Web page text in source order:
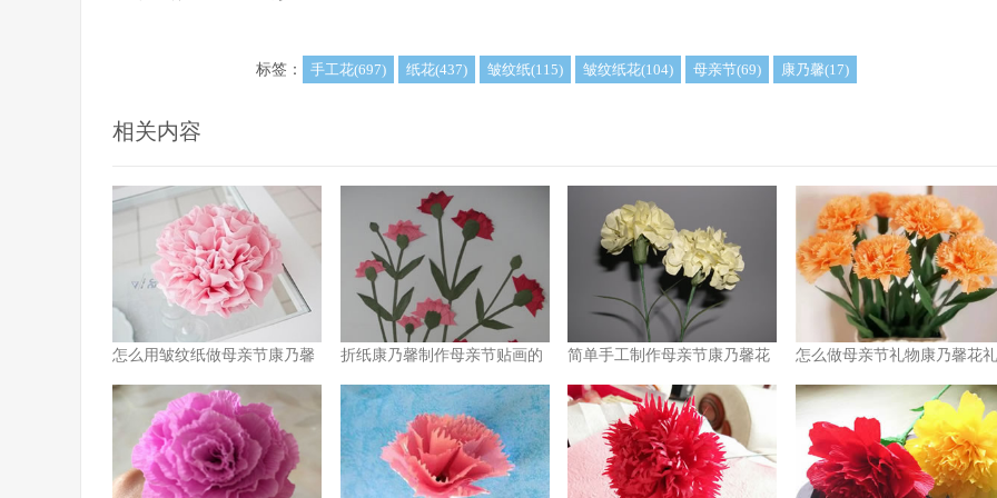
标签： 手工花(697) 纸花(437) 皱纹纸(115) 皱纹纸花(104) 母亲节(69) 康乃馨(17)
相关内容
怎么用皱纹纸做母亲节康乃馨
折纸康乃馨制作母亲节贴画的
简单手工制作母亲节康乃馨花
怎么做母亲节礼物康乃馨花礼